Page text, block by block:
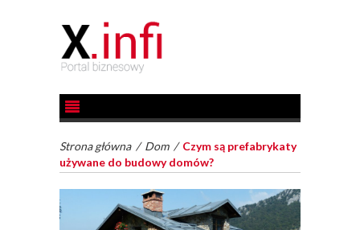
Strona główna / Dom / Czym są prefabrykaty
używane do budowy domów?